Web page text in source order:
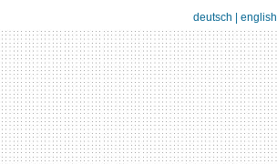
deutsch english